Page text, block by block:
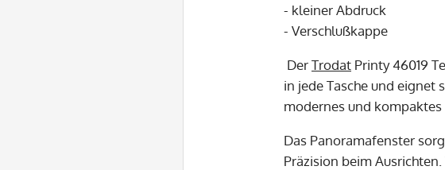
- kleiner Abdruck
- Verschlußkappe
DerTrodat Printy 46019
in jede Tasche und eignet
modernes und kompaktes
Das Panoramafenster
Präzision beim